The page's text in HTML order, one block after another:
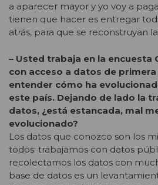
a aparecer mayor y yo voy a
tienen que hacer es entregar
atrás, para que se reconstruyan
– Usted trabaja en la encuesta
con acceso a datos de
entender cómo ha
este país. Dejando de lado la
datos, ¿está estancada, mal
evolucionado?
Los datos que conozco son los
todos: trabajamos con datos
recolectamos los datos con
base de datos es un